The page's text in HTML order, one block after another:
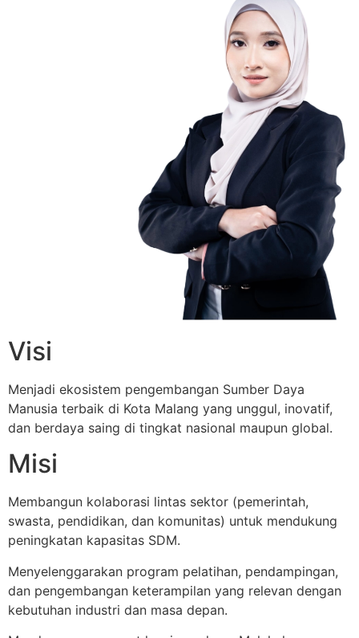
Visi
Menjadi ekosistem pengembangan Sumber Daya
Manusia terbaik di Kota Malang yang unggul, inovatif,
dan berdaya saing di tingkat nasional maupun global.
Misi
Membangun kolaborasi lintas sektor (pemerintah,
swasta, pendidikan, dan komunitas) untuk mendukung
peningkatan kapasitas SDM.
Menyelenggarakan program pelatihan, pendampingan,
dan pengembangan keterampilan yang relevan dengan
kebutuhan industri dan masa depan.